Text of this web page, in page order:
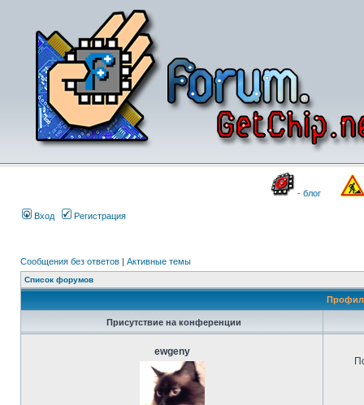
- блог
Вход Регистрация
Сообщения без ответов | Активные темы
Список форумов
Присутствие на конференции
ewgeny